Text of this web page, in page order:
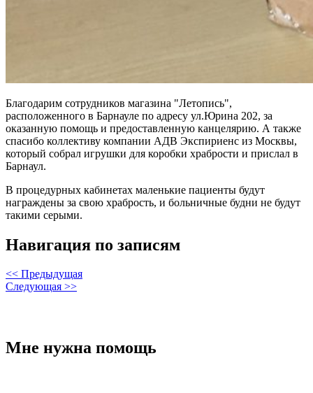
Благодарим сотрудников магазина "Летопись",
расположенного в Барнауле по адресу ул.Юрина 202, за
оказанную помощь и предоставленную канцелярию. А также
спасибо коллективу компании АДВ Экспириенс из Москвы,
который собрал игрушки для коробки храбрости и прислал в
Барнаул.
В процедурных кабинетах маленькие пациенты будут
награждены за свою храбрость, и больничные будни не будут
такими серыми.
Навигация по записям
<< Предыдущая
Следующая >>
Мне нужна помощь